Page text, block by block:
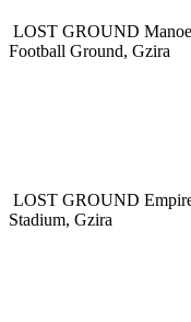
LOST GROUND
Football Ground, Gzira
LOST GROUND
Stadium, Gzira